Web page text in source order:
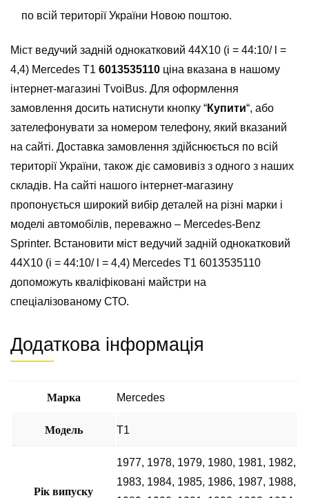
по всій території України Новою поштою.
Міст ведучий задній однокатковий 44X10 (i = 44:10/ l =
4,4) Mercedes T1 6013535110 ціна вказана в нашому
інтернет-магазині TvoiBus. Для оформлення
замовлення досить натиснути кнопку “Купити“, або
зателефонувати за номером телефону, який вказаний
на сайті. Доставка замовлення здійснюється по всій
території України, також діє самовивіз з одного з наших
складів. На сайті нашого інтернет-магазину
пропонується широкий вибір деталей на різні марки і
моделі автомобілів, переважно – Mercedes-Benz
Sprinter. Встановити міст ведучий задній однокатковий
44X10 (i = 44:10/ l = 4,4) Mercedes T1 6013535110
допоможуть кваліфіковані майстри на
спеціалізованому СТО.
Додаткова інформація
Марка Mercedes
Модель T1
Рік випуску
1977, 1978, 1979, 1980, 1981, 1982,
1983, 1984, 1985, 1986, 1987, 1988,